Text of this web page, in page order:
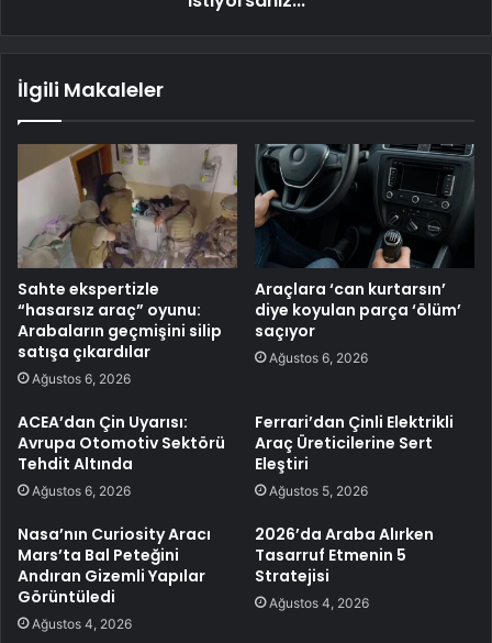
İlgili Makaleler
Sahte ekspertizle
“hasarsız araç” oyunu:
Arabaların geçmişini silip
satışa çıkardılar
Ağustos 6, 2026
Araçlara ‘can kurtarsın’
diye koyulan parça ‘ölüm’
saçıyor
Ağustos 6, 2026
ACEA’dan Çin Uyarısı:
Avrupa Otomotiv Sektörü
Tehdit Altında
Ağustos 6, 2026
Ferrari’dan Çinli Elektrikli
Araç Üreticilerine Sert
Eleştiri
Ağustos 5, 2026
Nasa’nın Curiosity Aracı
Mars’ta Bal Peteğini
Andıran Gizemli Yapılar
Görüntüledi
Ağustos 4, 2026
2026’da Araba Alırken
Tasarruf Etmenin 5
Stratejisi
Ağustos 4, 2026